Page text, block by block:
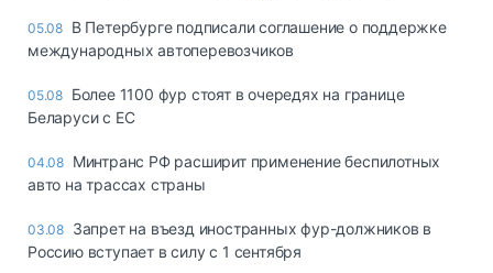
05.08 В Петербурге подписали соглашение о поддержке
международных автоперевозчиков
05.08 Более 1100 фур стоят в очередях на границе
Беларуси с ЕС
04.08 Минтранс РФ расширит применение беспилотных
авто на трассах страны
03.08 Запрет на въезд иностранных фур-должников в
Россию вступает в силу с 1 сентября